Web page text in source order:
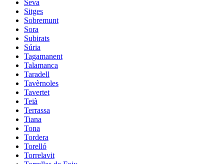
Seva
Sitges
Sobremunt
Sora
Subirats
Súria
Tagamanent
Talamanca
Taradell
Tavèrnoles
Tavertet
Teià
Terrassa
Tiana
Tona
Tordera
Torelló
Torrelavit